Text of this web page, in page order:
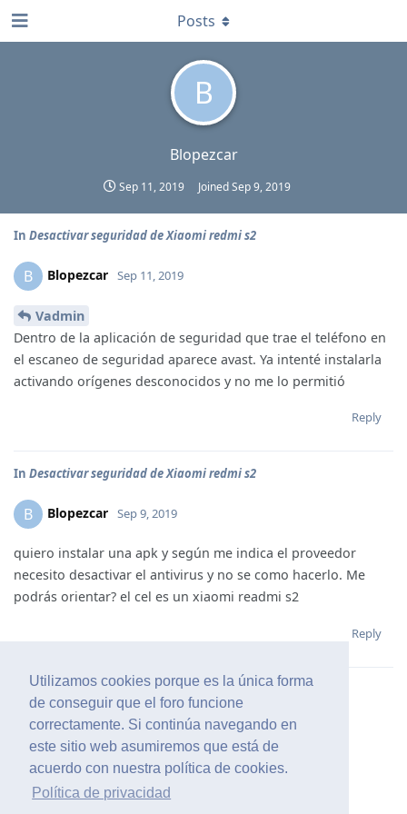
Utilizamos cookies porque es la única forma
de conseguir que el foro funcione
correctamente. Si continúa navegando en
este sitio web asumiremos que está de
acuerdo con nuestra política de cookies.
Política de privacidad
B
Blopezcar
Sep 11, 2019 JoinedSep 9, 2019
Posts
In Desactivar seguridad de Xiaomi redmi s2
B Blopezcar Sep 11, 2019
Vadmin
Dentro de la aplicación de seguridad que trae el teléfono en
el escaneo de seguridad aparece avast. Ya intenté instalarla
activando orígenes desconocidos y no me lo permitió
Reply
In Desactivar seguridad de Xiaomi redmi s2
B Blopezcar Sep 9, 2019
quiero instalar una apk y según me indica el proveedor
necesito desactivar el antivirus y no se como hacerlo. Me
podrás orientar? el cel es un xiaomi readmi s2
Reply